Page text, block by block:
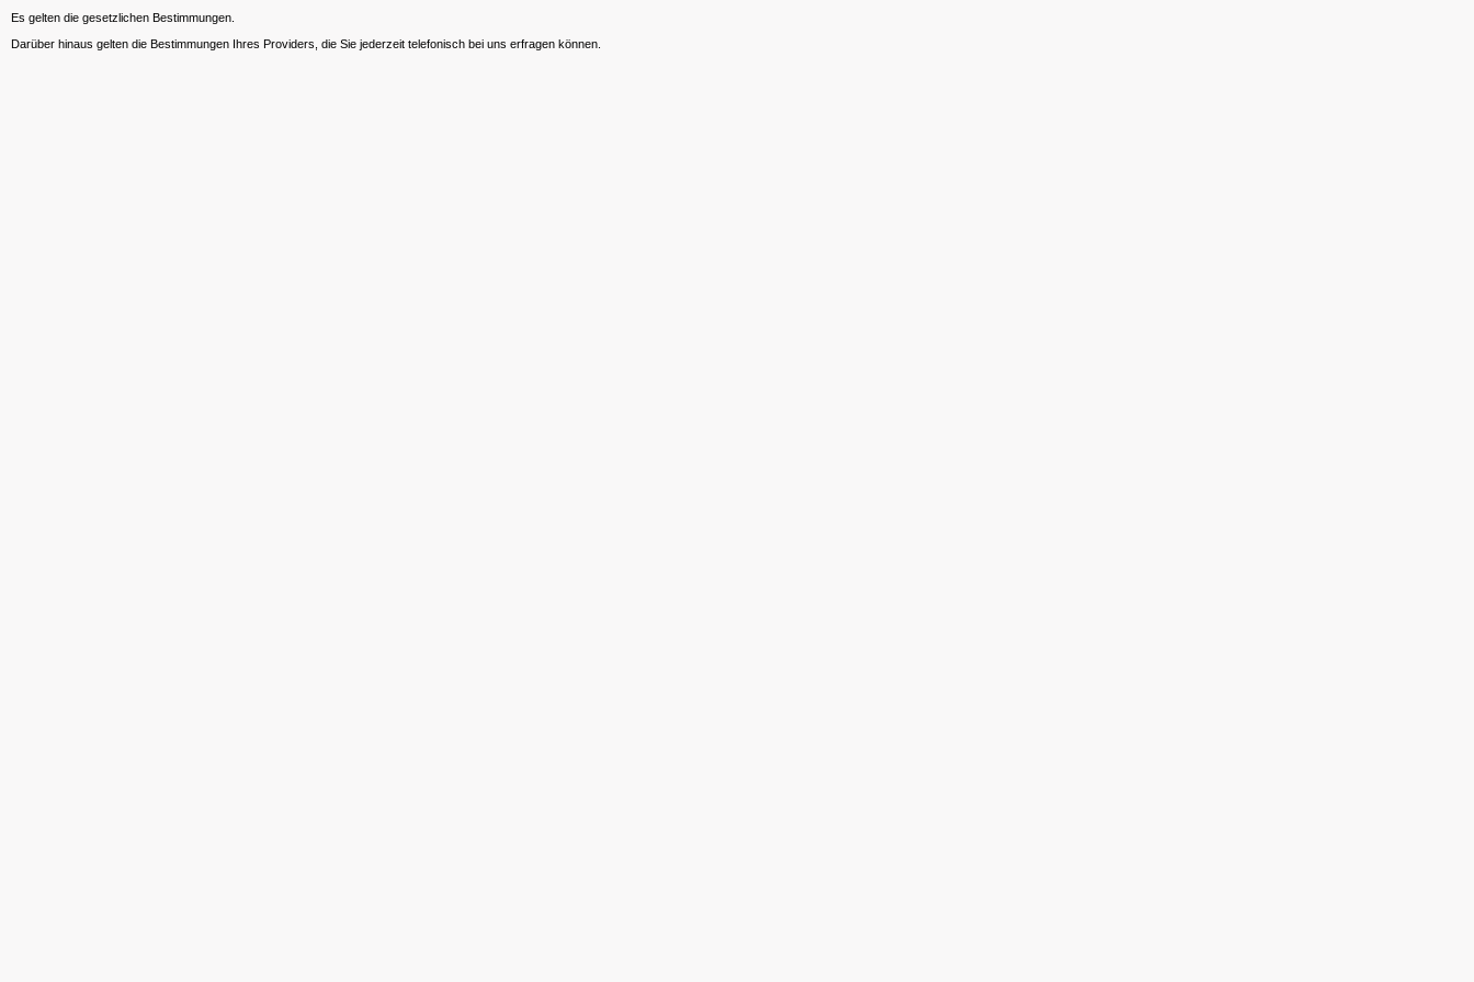
Es gelten die gesetzlichen Bestimmungen.
Darüber hinaus gelten die Bestimmungen Ihres Providers, die Sie jederzeit telefonisch bei uns erfragen können.